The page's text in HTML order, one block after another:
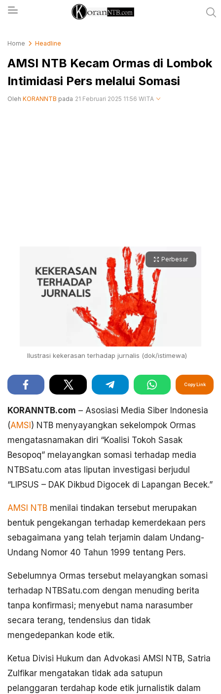
Home Headline
AMSI NTB Kecam Ormas di Lombok
Intimidasi Pers melalui Somasi
Oleh KORANNTB pada 21 Februari 2025 11:56 WITA
Perbesar
Ilustrasi kekerasan terhadap jurnalis (dok/istimewa)
Copy Link
KORANNTB.com – Asosiasi Media Siber Indonesia
(AMSI ) NTB menyayangkan sekelompok Ormas
mengatasnamakan diri “Koalisi Tokoh Sasak
Besopoq” melayangkan somasi terhadap media
NTBSatu.com atas liputan investigasi berjudul
“LIPSUS – DAK Dikbud Digocek di Lapangan Becek.”
AMSI NTB menilai tindakan tersebut merupakan
bentuk pengekangan terhadap kemerdekaan pers
sebagaimana yang telah terjamin dalam Undang-
Undang Nomor 40 Tahun 1999 tentang Pers.
Sebelumnya Ormas tersebut melayangkan somasi
terhadap NTBSatu.com dengan menuding berita
tanpa konfirmasi; menyebut nama narasumber
secara terang, tendensius dan tidak
mengedepankan kode etik.
Ketua Divisi Hukum dan Advokasi AMSI NTB, Satria
Zulfikar mengatakan tidak ada satupun
pelanggaran terdahap kode etik jurnalistik dalam